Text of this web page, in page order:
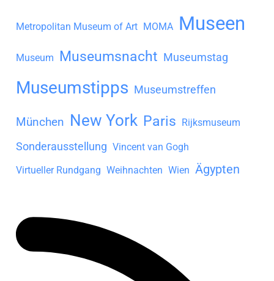
Metropolitan Museum of Art MOMA Museen
Museum Museumsnacht Museumstag
Museumstipps Museumstreffen
München New York Paris Rijksmuseum
Sonderausstellung Vincent van Gogh
Virtueller Rundgang Weihnachten Wien Ägypten